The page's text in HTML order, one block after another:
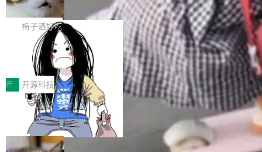
但对于金融、能源、医疗等对数据安全要求较...
Token花在哪里、算力是否被充分利用，以及持
续增长的AI成本该如何优化。 深信服AI算力网关
正是围绕这些实际问题，从Token治理和成本治
理两个方面，让用户的每一份算力都看得清、管
得住、用得稳、省得下、更安全！ 一、从现在开
始，Token使用一目...
不是一个人走。一同离开的还有 Sanjay Ghema
wat（Google 员工编号 23，Jeff Dean 二十多
年的编程搭档，MapReduce 和 Bigtable 的共同
作者）、Quoc Le（Google 大脑核心成员，Se
q2Seq 和 DocAI 的共同发明人）以及 Oriol Vin
yals（Gemini 联合负责人，AlphaSta...
字体可调、22 种语言、记忆搜索增强
打开终端就能上岗的全中文编码智能体，这一轮
把「看得清、用母语、记得住」三件事一次补
齐。 SolonCode 是什么 SolonCode 是杭州无
耳科技研发的企业级终端编码智能体——一位全
中文驱动的数字员工，自主理解需求、规划步
骤、编写代码。不挑模型、不挑平台，curl 一行
装完即用。 开源地址：Gitee · GitCode · GitHu
b 安装 支持 Java 8+（8~26）、macOS / Linu
x / Windows / Harmony PC。 # macOS / Linu
x / Harmony PC curl -fsSL https://solon.noea
梅子酒好吃
让“代码语义理解”深度释放AI Coding
价值潜能：华为云码道（CodeArts）
代码仓技术解析
一、代码仓深度理解技术的作用与价值 在软件工
程实践中，代码仓是企业核心知识资产的主要载
体。企业级代码仓库通常包含数十万乃至数百万
个文件，其规模远超单次模型调用可承载的上下
文窗口。随着项目规模的持续扩张与代码历史的
不断累积，代码仓中的模块关系、接口契约、业
开 开源科技
一条“删库”命令跑 17 小时，算法工程
师删光 89TB 数据只为干私活
最高人民检察院8月4日公布了一起案件：北京一
名90后算法工程师王某，为了给自己接的私活腾
局